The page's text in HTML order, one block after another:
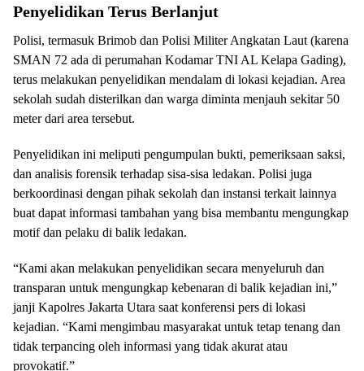
Penyelidikan Terus Berlanjut
Polisi, termasuk Brimob dan Polisi Militer Angkatan Laut (karena
SMAN 72 ada di perumahan Kodamar TNI AL Kelapa Gading),
terus melakukan penyelidikan mendalam di lokasi kejadian. Area
sekolah sudah disterilkan dan warga diminta menjauh sekitar 50
meter dari area tersebut.
Penyelidikan ini meliputi pengumpulan bukti, pemeriksaan saksi,
dan analisis forensik terhadap sisa-sisa ledakan. Polisi juga
berkoordinasi dengan pihak sekolah dan instansi terkait lainnya
buat dapat informasi tambahan yang bisa membantu mengungkap
motif dan pelaku di balik ledakan.
“Kami akan melakukan penyelidikan secara menyeluruh dan
transparan untuk mengungkap kebenaran di balik kejadian ini,”
janji Kapolres Jakarta Utara saat konferensi pers di lokasi
kejadian. “Kami mengimbau masyarakat untuk tetap tenang dan
tidak terpancing oleh informasi yang tidak akurat atau
provokatif.”